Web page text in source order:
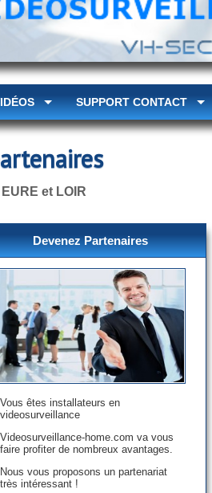
SUPPORT CONTACT
et LOIR
Devenez Partenaires
Vous êtes installateurs en
videosurveillance
Videosurveillance-home.com va vous
faire profiter de nombreux avantages.
Nous vous proposons un partenariat
très intéressant !